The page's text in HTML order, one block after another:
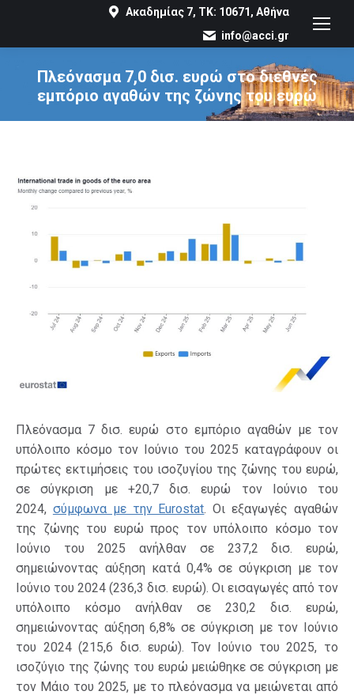
Ακαδημίας 7, ΤΚ: 10671, Αθήνα
info@acci.gr
Πλεόνασμα 7,0 δισ. ευρώ στο διεθνές
εμπόριο αγαθών της ζώνης του ευρώ
You are here:
Πλεόνασμα 7 δισ. ευρώ στο εμπόριο αγαθών με τον
υπόλοιπο κόσμο τον Ιούνιο του 2025 καταγράφουν οι
πρώτες εκτιμήσεις του ισοζυγίου της ζώνης του ευρώ,
σε σύγκριση με +20,7 δισ. ευρώ τον Ιούνιο του
2024, σύμφωνα με την Eurostat. Οι εξαγωγές αγαθών
της ζώνης του ευρώ προς τον υπόλοιπο κόσμο τον
Ιούνιο του 2025 ανήλθαν σε 237,2 δισ. ευρώ,
σημειώνοντας αύξηση κατά 0,4% σε σύγκριση με τον
Ιούνιο του 2024 (236,3 δισ. ευρώ). Οι εισαγωγές από τον
υπόλοιπο κόσμο ανήλθαν σε 230,2 δισ. ευρώ,
σημειώνοντας αύξηση 6,8% σε σύγκριση με τον Ιούνιο
του 2024 (215,6 δισ. ευρώ). Τον Ιούνιο του 2025, το
ισοζύγιο της ζώνης του ευρώ μειώθηκε σε σύγκριση με
τον Μάιο του 2025, με το πλεόνασμα να μειώνεται από